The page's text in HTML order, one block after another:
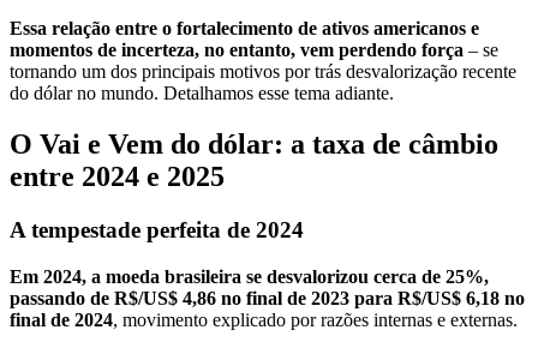
Essa relação entre o fortalecimento de ativos americanos e
momentos de incerteza, no entanto, vem perdendo força – se
tornando um dos principais motivos por trás desvalorização recente
do dólar no mundo. Detalhamos esse tema adiante.
O Vai e Vem do dólar: a taxa de câmbio
entre 2024 e 2025
A tempestade perfeita de 2024
Em 2024, a moeda brasileira se desvalorizou cerca de 25%,
passando de R$/US$ 4,86 no final de 2023 para R$/US$ 6,18 no
final de 2024, movimento explicado por razões internas e externas.